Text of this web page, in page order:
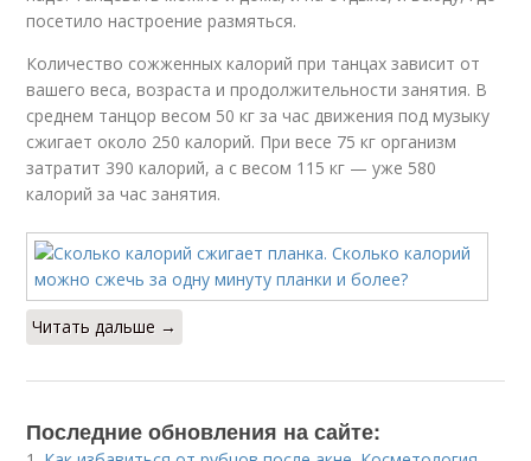
посетило настроение размяться.
Количество сожженных калорий при танцах зависит от
вашего веса, возраста и продолжительности занятия. В
среднем танцор весом 50 кг за час движения под музыку
сжигает около 250 калорий. При весе 75 кг организм
затратит 390 калорий, а с весом 115 кг — уже 580
калорий за час занятия.
Читать дальше →
Последние обновления на сайте: